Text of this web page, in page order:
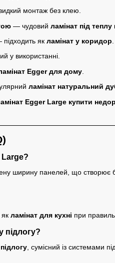
монтаж без клею.
— чудовий ламінат під теплу
як ламінат у коридор
у використанні.
Egger для дому
ламінат натуральний
Egger Large купити
Large?
ширину панелей, що створює
ламінат для кухні при
підлогу?
, сумісний із системами